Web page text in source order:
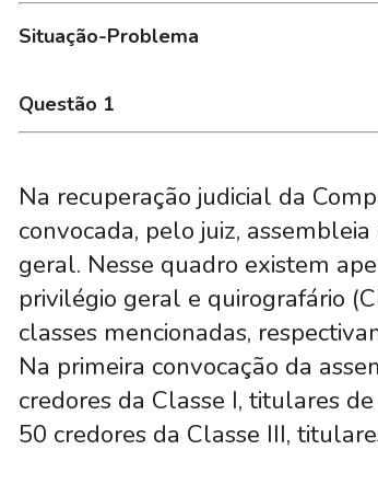
Situação-Problema
Questão 1
Na recuperação judicial da
convocada, pelo juiz,
geral. Nesse quadro existem
privilégio geral e quirografário
classes mencionadas,
Na primeira convocação da
credores da Classe I, titulares
50 credores da Classe III,